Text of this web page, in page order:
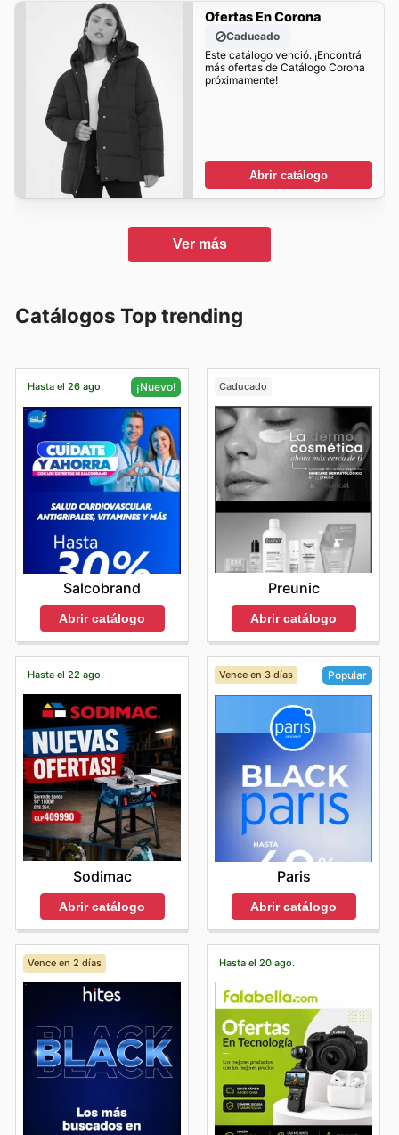
Ofertas En Corona
Caducado
Este catálogo venció. ¡Encontrá
más ofertas de Catálogo Corona
próximamente!
Abrir catálogo
Ver más
Catálogos Top trending
Hasta el 26 ago. ¡Nuevo!
Salcobrand
Abrir catálogo
Caducado
Preunic
Abrir catálogo
Hasta el 22 ago.
Sodimac
Abrir catálogo
Vence en 3 días Popular
Paris
Abrir catálogo
Vence en 2 días Hasta el 20 ago.